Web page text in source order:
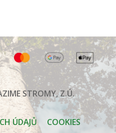
STROMY, Z.Ú.
ÚDAJŮ COOKIES